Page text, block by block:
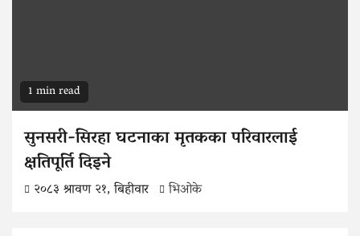
1 min read
सुनसरी-सिरहा घटनाका मृतकका परिवारलाई
क्षतिपूर्ति दिइने
२०८३ श्रावण २१, बिहीवार भिओके